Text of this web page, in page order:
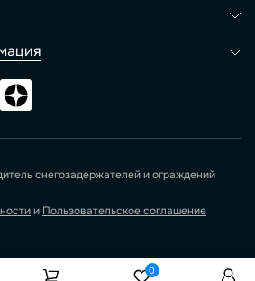
0
снегозадержателей и ограждений
и Пользовательское соглашение